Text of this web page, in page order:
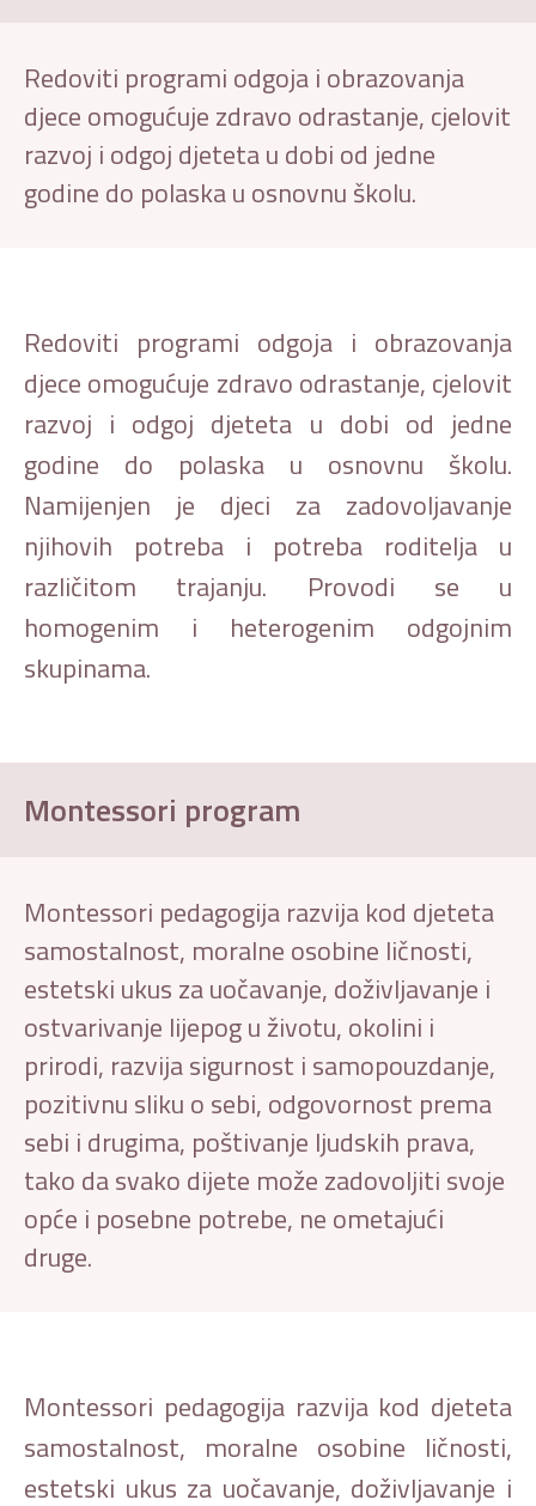
Redoviti programi odgoja i obrazovanja
djece omogućuje zdravo odrastanje, cjelovit
razvoj i odgoj djeteta u dobi od jedne
godine do polaska u osnovnu školu.
Redoviti programi odgoja i obrazovanja
djece omogućuje zdravo odrastanje, cjelovit
razvoj i odgoj djeteta u dobi od jedne
godine do polaska u osnovnu školu.
Namijenjen je djeci za zadovoljavanje
njihovih potreba i potreba roditelja u
različitom trajanju. Provodi se u
homogenim i heterogenim odgojnim
skupinama.
Montessori program
Montessori pedagogija razvija kod djeteta
samostalnost, moralne osobine ličnosti,
estetski ukus za uočavanje, doživljavanje i
ostvarivanje lijepog u životu, okolini i
prirodi, razvija sigurnost i samopouzdanje,
pozitivnu sliku o sebi, odgovornost prema
sebi i drugima, poštivanje ljudskih prava,
tako da svako dijete može zadovoljiti svoje
opće i posebne potrebe, ne ometajući
druge.
Montessori pedagogija razvija kod djeteta
samostalnost, moralne osobine ličnosti,
estetski ukus za uočavanje, doživljavanje i